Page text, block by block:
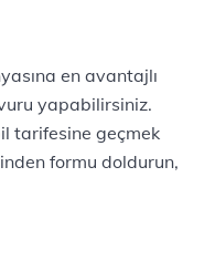
en avantajlı
yapabilirsiniz.
tarifesine geçmek
formu doldurun,